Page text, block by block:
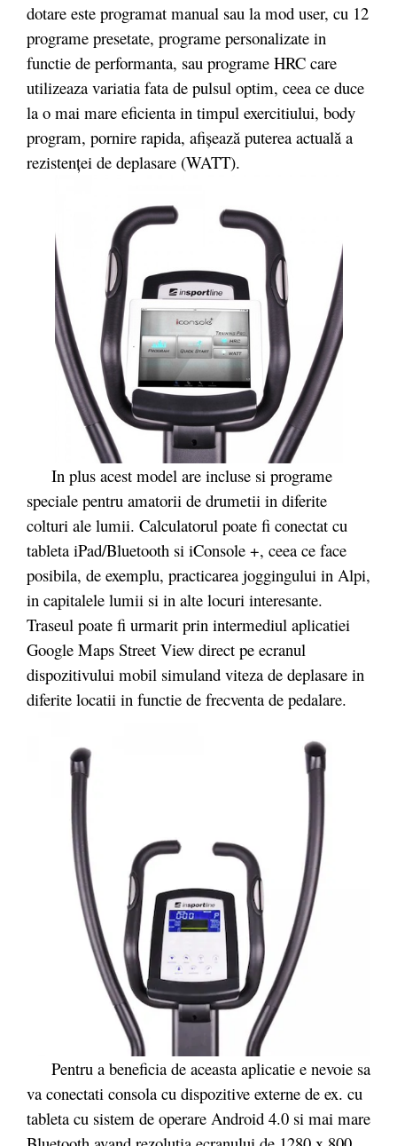
dotare este programat manual sau la mod user, cu 12
programe presetate, programe personalizate in
functie de performanta, sau programe HRC care
utilizeaza variatia fata de pulsul optim, ceea ce duce
la o mai mare eficienta in timpul exercitiului, body
program, pornire rapida, afișează puterea actuală a
rezistenței de deplasare (WATT).
In plus acest model are incluse si programe
speciale pentru amatorii de drumetii in diferite
colturi ale lumii. Calculatorul poate fi conectat cu
tableta iPad/Bluetooth si iConsole +, ceea ce face
posibila, de exemplu, practicarea joggingului in Alpi,
in capitalele lumii si in alte locuri interesante.
Traseul poate fi urmarit prin intermediul aplicatiei
Google Maps Street View direct pe ecranul
dispozitivului mobil simuland viteza de deplasare in
diferite locatii in functie de frecventa de pedalare.
Pentru a beneficia de aceasta aplicatie e nevoie sa
va conectati consola cu dispozitive externe de ex. cu
tableta cu sistem de operare Android 4.0 si mai mare